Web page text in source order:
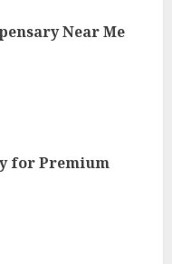
Near Me
for Premium